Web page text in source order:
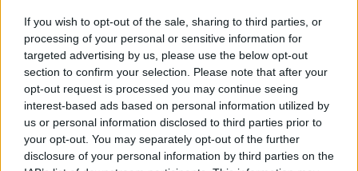
If you wish to opt-out of the sale, sharing to third parties, or
processing of your personal or sensitive information for
targeted advertising by us, please use the below opt-out
section to confirm your selection. Please note that after your
opt-out request is processed you may continue seeing
interest-based ads based on personal information utilized by
us or personal information disclosed to third parties prior to
your opt-out. You may separately opt-out of the further
disclosure of your personal information by third parties on the
Su il sipario per l'estate di Cascina
Una settimana di eventi per Galileo
Manutenzioni sulle strade che portano a Virgo
Progetti e prospettive nel futuro del teatro